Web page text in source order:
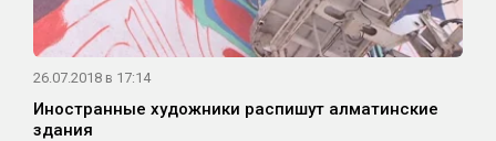
26.07.2018 в 17:14
Иностранные художники распишут алматинские
здания